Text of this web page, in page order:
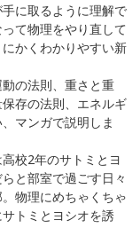
に取るように理解で
て物理をやり直して
かくわかりやすい新
の法則、重さと重
存の法則、エネルギ
マンガで説明しま
校2年のサトミとヨ
と部室で過ごす日々
物理にめちゃくちゃ
トミとヨシオを誘